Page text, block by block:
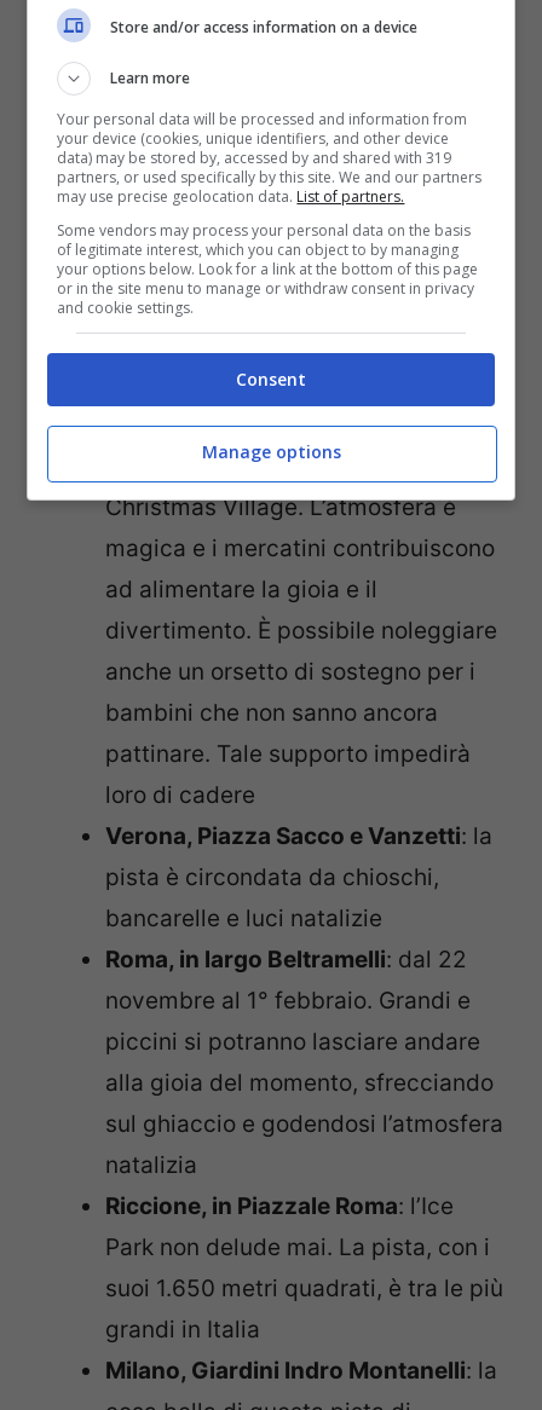
Piste di pattinaggio in Italia, ecco dove si trovano le più
belle: il divertimento è assicurato – viagginews.com
Ecco di quali si sta parlando:
Bolzano, in piazza del Municipio:
sarà accessibile a partire dal 27
novembre. Gli adulti pagano 7 euro
per entrare, i bambini 5
Como, Piazza Cavour: la pista di
pattinaggio sorge all’interno del
Christmas Village. L’atmosfera è
magica e i mercatini contribuiscono
ad alimentare la gioia e il
divertimento. È possibile noleggiare
anche un orsetto di sostegno per i
bambini che non sanno ancora
pattinare. Tale supporto impedirà
loro di cadere
Verona, Piazza Sacco e Vanzetti: la
pista è circondata da chioschi,
bancarelle e luci natalizie
Roma, in largo Beltramelli: dal 22
novembre al 1° febbraio. Grandi e
piccini si potranno lasciare andare
alla gioia del momento, sfrecciando
sul ghiaccio e godendosi l’atmosfera
natalizia
Riccione, in Piazzale Roma: l’Ice
Park non delude mai. La pista, con i
suoi 1.650 metri quadrati, è tra le più
grandi in Italia
Milano, Giardini Indro Montanelli: la
Store and/or access information on a device
Learn more
Your personal data will be processed and information from
your device (cookies, unique identifiers, and other device
data) may be stored by, accessed by and shared with 319
partners, or used specifically by this site. We and our partners
may use precise geolocation data. List of partners.
Some vendors may process your personal data on the basis
of legitimate interest, which you can object to by managing
your options below. Look for a link at the bottom of this page
or in the site menu to manage or withdraw consent in privacy
and cookie settings.
Consent
Manage options